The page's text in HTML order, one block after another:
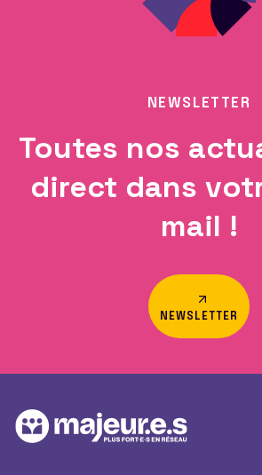
NEWSLETTER
Toutes nos
direct dans
mail !
NEWSLETTER